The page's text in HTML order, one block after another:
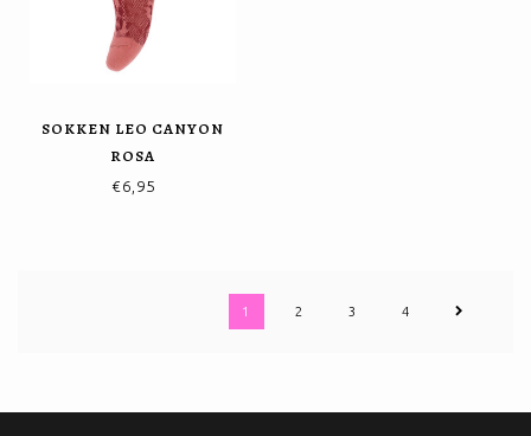
SOKKEN LEO CANYON
ROSA
€6,95
1 2 3 4